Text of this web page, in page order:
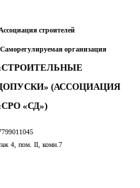
Ассоциация строителей
организация
(АССОЦИАЦИЯ
«СД»)
4, пом. II, комн.7